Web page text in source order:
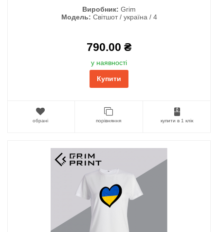
Виробник: Grim
Модель: Світшот / україна / 4
790.00 ₴
у наявності
Купити
обрані порівняння купити в 1 клік